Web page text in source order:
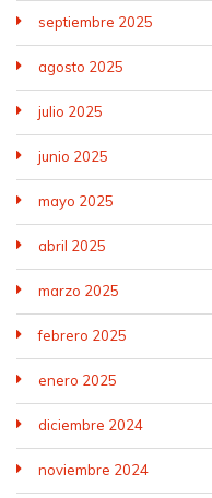
septiembre 2025
agosto 2025
julio 2025
junio 2025
mayo 2025
abril 2025
marzo 2025
febrero 2025
enero 2025
diciembre 2024
noviembre 2024